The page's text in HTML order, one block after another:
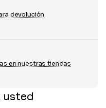
devolución
en nuestras tiendas
usted